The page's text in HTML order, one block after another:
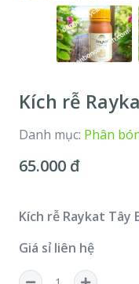
Kích rễ
Danh mục: Phân
65.000 đ
Kích rễ Raykat Tây
Giá sỉ liên hệ